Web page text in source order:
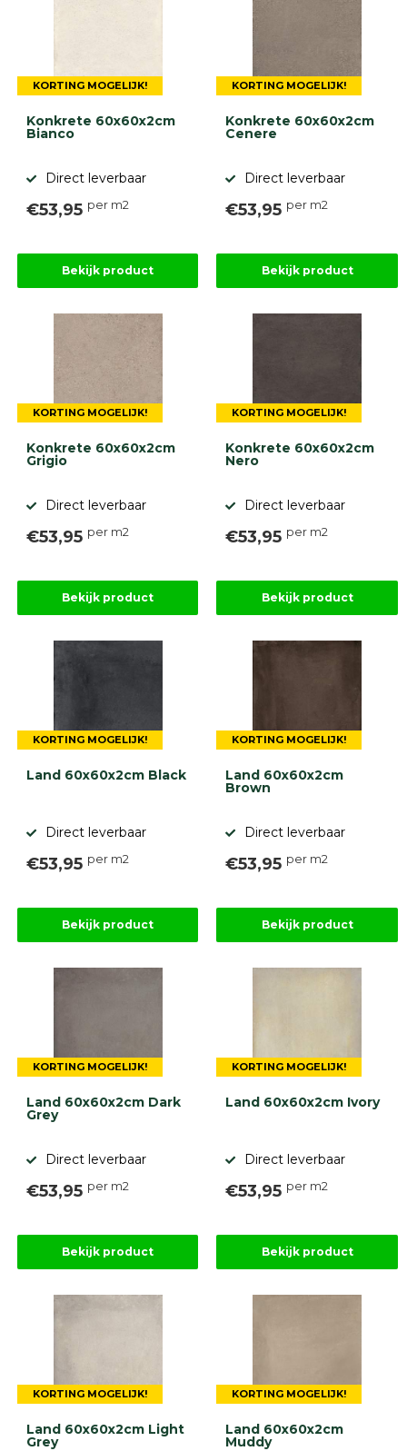
KORTING MOGELIJK!
Konkrete 60x60x2cm
Bianco
Direct leverbaar
€53,95 per m2
Bekijk product
KORTING MOGELIJK!
Konkrete 60x60x2cm
Cenere
Direct leverbaar
€53,95 per m2
Bekijk product
KORTING MOGELIJK!
Konkrete 60x60x2cm
Grigio
Direct leverbaar
€53,95 per m2
Bekijk product
KORTING MOGELIJK!
Konkrete 60x60x2cm
Nero
Direct leverbaar
€53,95 per m2
Bekijk product
KORTING MOGELIJK!
Land 60x60x2cm Black
Direct leverbaar
€53,95 per m2
Bekijk product
KORTING MOGELIJK!
Land 60x60x2cm
Brown
Direct leverbaar
€53,95 per m2
Bekijk product
KORTING MOGELIJK!
Land 60x60x2cm Dark
Grey
Direct leverbaar
€53,95 per m2
Bekijk product
KORTING MOGELIJK!
Land 60x60x2cm Ivory
Direct leverbaar
€53,95 per m2
Bekijk product
KORTING MOGELIJK!
Land 60x60x2cm Light
Grey
KORTING MOGELIJK!
Land 60x60x2cm
Muddy